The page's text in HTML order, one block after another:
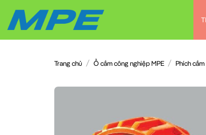
đến
nội
dung
Trang chủ / Ổ cắm công nghiệp MPE / Phích